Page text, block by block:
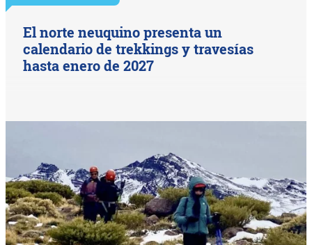
El norte neuquino presenta un
calendario de trekkings y travesías
hasta enero de 2027